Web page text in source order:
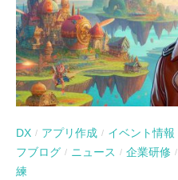
DX / アプリ作成 / イベント情報
フブログ / ニュース / 企業研修 /
練